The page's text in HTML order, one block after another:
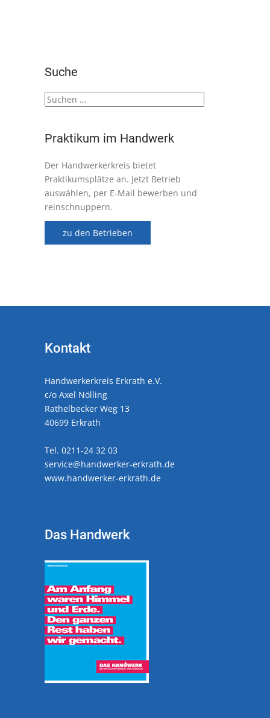
Suche
Praktikum im Handwerk
Der Handwerkerkreis bietet
Praktikumsplätze an. Jetzt Betrieb
auswählen, per E-Mail bewerben und
reinschnuppern.
zu den Betrieben
Kontakt
Handwerkerkreis Erkrath e.V.
c/o Axel Nölling
Rathelbecker Weg 13
40699 Erkrath
Tel. 0211-24 32 03
service@handwerker-erkrath.de
www.handwerker-erkrath.de
Das Handwerk